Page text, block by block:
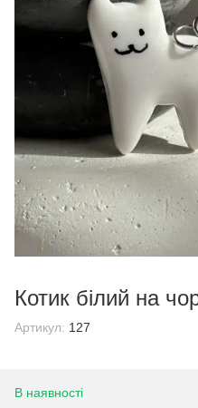
Котик білий на
Артикул: 127
В наявності